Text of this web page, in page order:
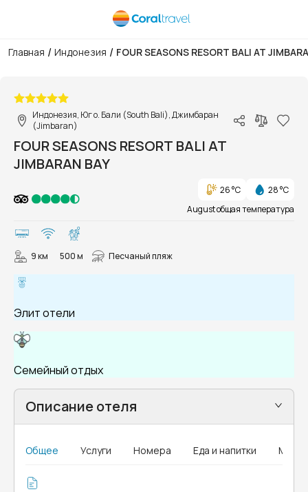
Главная / Индонезия / FOUR SEASONS RESORT BALI AT
Индонезия, Юг о. Бали (South Bali), Джимбаран
(Jimbaran)
FOUR SEASONS RESORT BALI AT
JIMBARAN BAY
26 °C
28 °C
August общая температура
9 км 500 м Песчаный пляж
Элит отели
Семейный отдых
Описание отеля
Общее Услуги Номера Еда и напитки MICE